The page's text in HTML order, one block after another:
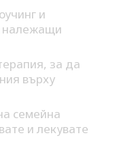
и
належащи
за да
върху
семейна
и лекувате